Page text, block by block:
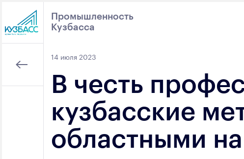
Промышленность
Кузбасса
14 июля 2023
В честь
кузбасские
областными